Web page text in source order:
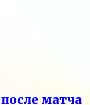
матча